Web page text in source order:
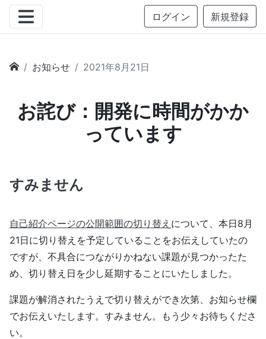
ログイン 新規登録
お知らせ 2021年8月21日
お詫び：開発に時間がかか
っています
すみません
自己紹介ページの公開範囲の切り替え について、本日8月
21日に切り替えを予定していることをお伝えしていたの
ですが、不具合につながりかねない課題が見つかったた
め、切り替え日を少し延期することにいたしました。
課題が解消されたうえで切り替えができ次第、お知らせ欄
でお伝えいたします。すみません。もう少々お待ちくださ
い。